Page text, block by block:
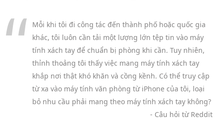
Mỗi khi tôi đi công tác đến thành phố hoặc quốc gia
khác, tôi luôn cần tải một lượng lớn tệp tin vào máy
tính xách tay để chuẩn bị phòng khi cần. Tuy nhiên,
thỉnh thoảng tôi thấy việc mang máy tính xách tay
khắp nơi thật khó khăn và cồng kềnh. Có thể truy cập
từ xa vào máy tính văn phòng từ iPhone của tôi, loại
bỏ nhu cầu phải mang theo máy tính xách tay không?
- Câu hỏi từ Reddit